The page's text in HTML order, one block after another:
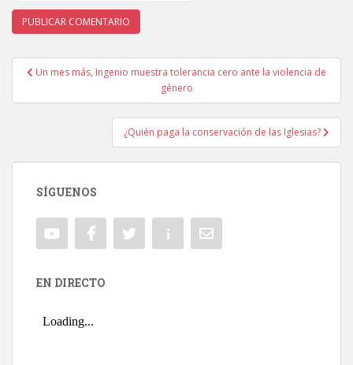
Navegación de entradas
Un mes más, Ingenio muestra tolerancia cero ante la violencia de
género
¿Quién paga la conservación de las Iglesias?
SÍGUENOS
EN DIRECTO